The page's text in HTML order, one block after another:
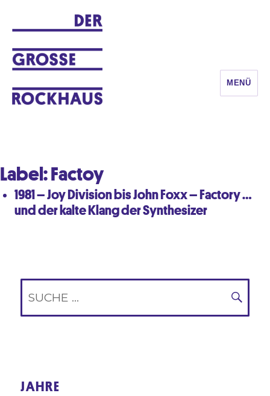
MENÜ
Label:Factoy
1981 – Joy Division bis John Foxx – Factory …
und der kalte Klang der Synthesizer
JAHRE